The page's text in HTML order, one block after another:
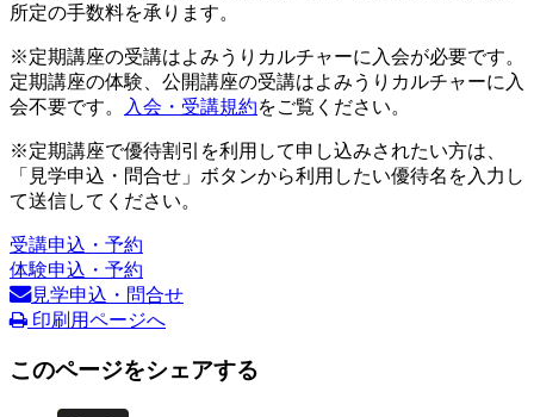
所定の手数料を承ります。
※定期講座の受講はよみうりカルチャーに入会が必要です。
定期講座の体験、公開講座の受講はよみうりカルチャーに入
会不要です。
入会・受講規約をご覧ください。
※定期講座で優待割引を利用して申し込みされたい方は、
「見学申込・問合せ」ボタンから利用したい優待名を入力し
て送信してください。
受講申込・予約
体験申込・予約
見学申込・問合せ
印刷用ページへ
このページをシェアする